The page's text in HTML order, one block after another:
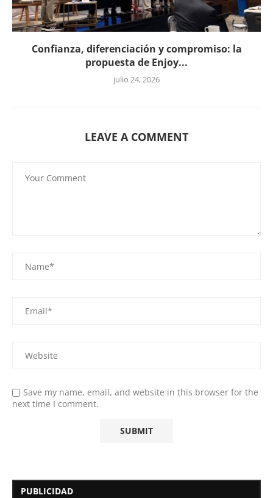
Confianza, diferenciación y compromiso: la
propuesta de Enjoy...
julio 24, 2026
LEAVE A COMMENT
Save my name, email, and website in this browser for the
next time I comment.
PUBLICIDAD